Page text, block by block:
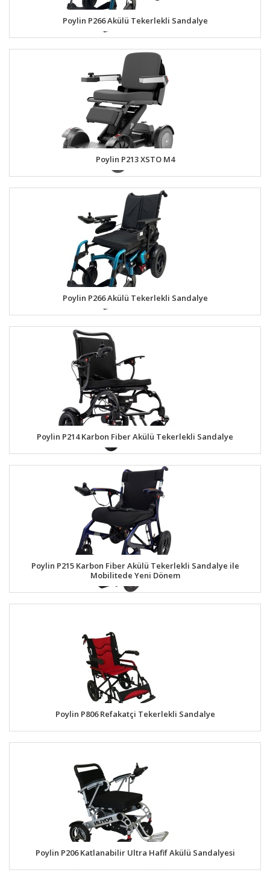
Poylin P266 Akülü Tekerlekli Sandalye
Poylin P213 XSTO M4
Poylin P266 Akülü Tekerlekli Sandalye
Poylin P214 Karbon Fiber Akülü Tekerlekli Sandalye
Poylin P215 Karbon Fiber Akülü Tekerlekli Sandalye ile
Mobilitede Yeni Dönem
Poylin P806 Refakatçi Tekerlekli Sandalye
Poylin P206 Katlanabilir Ultra Hafif Akülü Sandalyesi